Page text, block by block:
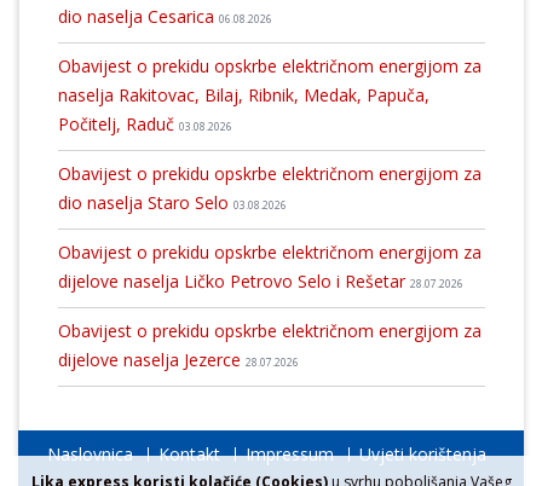
Lika express koristi kolačiće (Cookies)u svrhu poboljšanja Vašeg
dio naselja Cesarica 06.08.2026
Obavijest o prekidu opskrbe električnom energijom za
naselja Rakitovac, Bilaj, Ribnik, Medak, Papuča,
Počitelj, Raduč 03.08.2026
Obavijest o prekidu opskrbe električnom energijom za
dio naselja Staro Selo 03.08.2026
Obavijest o prekidu opskrbe električnom energijom za
dijelove naselja Ličko Petrovo Selo i Rešetar 28.07.2026
Obavijest o prekidu opskrbe električnom energijom za
dijelove naselja Jezerce 28.07.2026
Naslovnica Kontakt Impressum Uvjeti korištenja